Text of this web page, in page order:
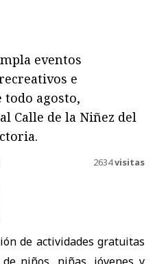
eventos
e
agosto,
Calle de la Niñez del
2634visitas
de actividades gratuitas